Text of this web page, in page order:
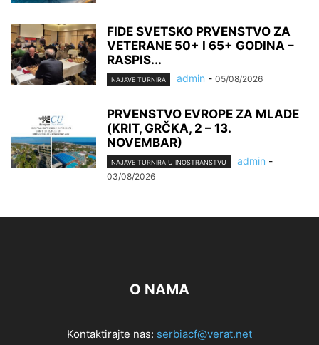
FIDE SVETSKO PRVENSTVO ZA
VETERANE 50+ I 65+ GODINA –
RASPIS...
NAJAVE TURNIRA admin - 05/08/2026
PRVENSTVO EVROPE ZA MLADE
(KRIT, GRČKA, 2 – 13.
NOVEMBAR)
NAJAVE TURNIRA U INOSTRANSTVU admin -
03/08/2026
O NAMA
Kontaktirajte nas: serbiacf@verat.net